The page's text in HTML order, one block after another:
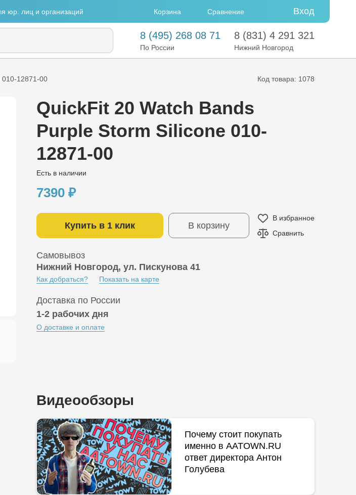
юр. лиц и организаций Корзина Сравнение Вход
8 (495) 268 08 71
По России
8 (831) 4 291 321
Нижний Новгород
010-12871-00 Код товара: 1078
QuickFit 20 Watch Bands
Purple Storm Silicone 010-
12871-00
Есть в наличии
7390 ₽
Купить в 1 клик В корзину
В избранное
Сравнить
Самовывоз
Нижний Новгород, ул. Пискунова 41
Как добраться? Показать на карте
Доставка по России
1-2 рабочих дня
О доставке и оплате
Видеообзоры
Почему стоит покупать
именно в AATOWN.RU
ответ директора Антон
Голубева